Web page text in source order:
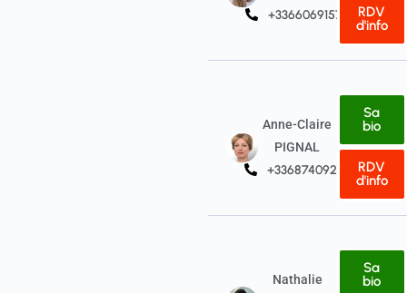
+33660691574
RDV
d'info
Anne-Claire
PIGNAL
+33687409293
Sa
bio
RDV
d'info
Nathalie
Sa
bio